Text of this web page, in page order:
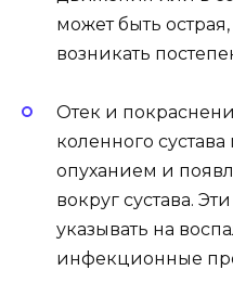
может быть
возникать
Отек и
коленного
опуханием и
вокруг сустава.
указывать на
инфекционные